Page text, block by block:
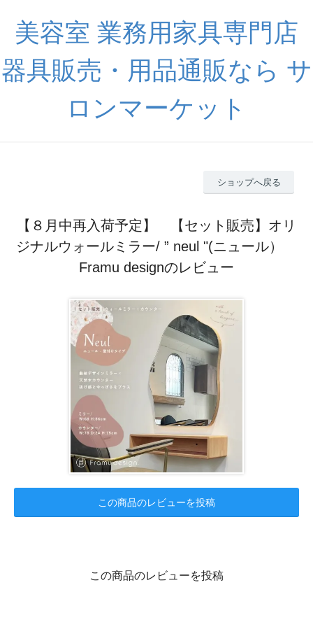
美容室 業務用家具専門店
器具販売・用品通販なら サ
ロンマーケット
ショップへ戻る
【８月中再入荷予定】 【セット販売】オリ
ジナルウォールミラー/ ” neul "(ニュール）
Framu designのレビュー
この商品のレビューを投稿
この商品のレビューを投稿